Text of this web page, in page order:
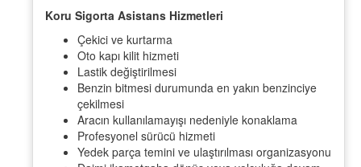
Koru Sigorta Asistans Hizmetleri
Çekici ve kurtarma
Oto kapı kilit hizmeti
Lastik değiştirilmesi
Benzin bitmesi durumunda en yakın benzinciye
çekilmesi
Aracın kullanılamayışı nedeniyle konaklama
Profesyonel sürücü hizmeti
Yedek parça temini ve ulaştırılması organizasyonu